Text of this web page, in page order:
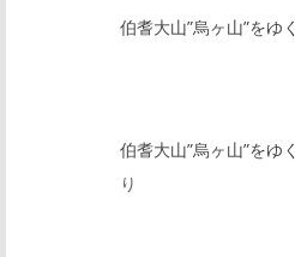
伯耆大山”烏ヶ山”をゆく
伯耆大山”烏ヶ山”をゆく
り